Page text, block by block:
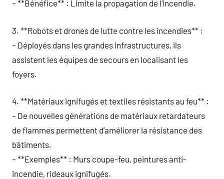
– **Bénéfice** : Limite la propagation de l’incendie.
3. **Robots et drones de lutte contre les incendies** :
– Déployés dans les grandes infrastructures, ils
assistent les équipes de secours en localisant les
foyers.
4. **Matériaux ignifugés et textiles résistants au feu** :
– De nouvelles générations de matériaux retardateurs
de flammes permettent d’améliorer la résistance des
bâtiments.
– **Exemples** : Murs coupe-feu, peintures anti-
incendie, rideaux ignifugés.